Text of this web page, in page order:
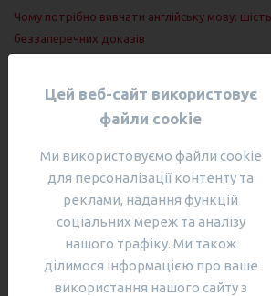
Чому потрібно вивчати англійську мову: шість
беззаперечних доказів
Набридло вивчати англійську мову? Тоді
те, чому потрібно вивчати англійську мову і
англійською жити. Тут ви знайдете прості
поради, з якими легко перейдете на новий
Важливо зрозуміти, що всі ми робимо
частиною навчання. Не соромтеся свого
англійської мови, подивіться на це, як на
зростання та вдосконалення.
розмовні навички англійської мови
все обов'язково вийде.
Цей веб-сайт використовує
файли cookie
Ми використовуємо файли cookie
для персоналізації контенту та
реклами, надання функцій
соціальних мереж та аналізу
нашого трафіку. Ми також
ділимося інформацією про ваше
використання нашого сайту з